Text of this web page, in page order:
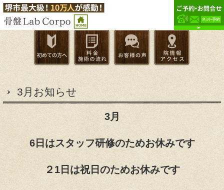
3月お知らせ
3月
6日はスタッフ研修のためお休みです
２1日は祝日のためお休みです